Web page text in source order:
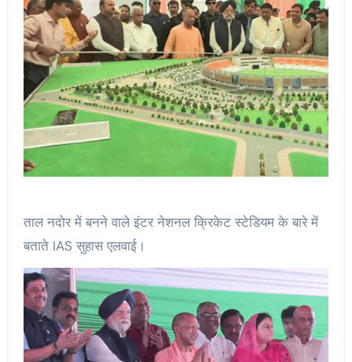
ताल नदोर में बनने वाले इंटर नेशनल क्रिकेट स्टेडियम के बारे में
बताते IAS सुहास एलवाई।